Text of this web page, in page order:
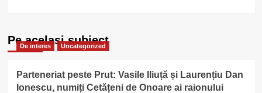
Pe acelasi subiect
De interes Uncategorized
Parteneriat peste Prut: Vasile Iliuță și Laurențiu Dan
Ionescu, numiți Cetățeni de Onoare ai raionului